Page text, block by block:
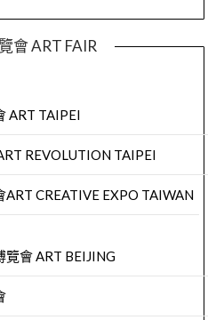
會 ART FAIR
ART TAIPEI
REVOLUTION TAIPEI
CREATIVE EXPO TAIWAN
會 ART BEIJING